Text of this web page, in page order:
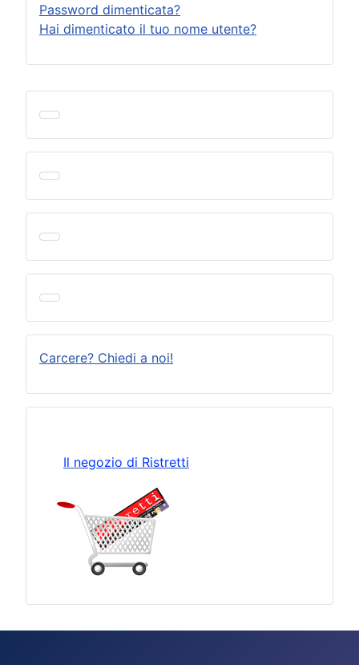
Carcere? Chiedi a noi!
Il negozio di Ristretti
Password dimenticata?
Hai dimenticato il tuo nome utente?